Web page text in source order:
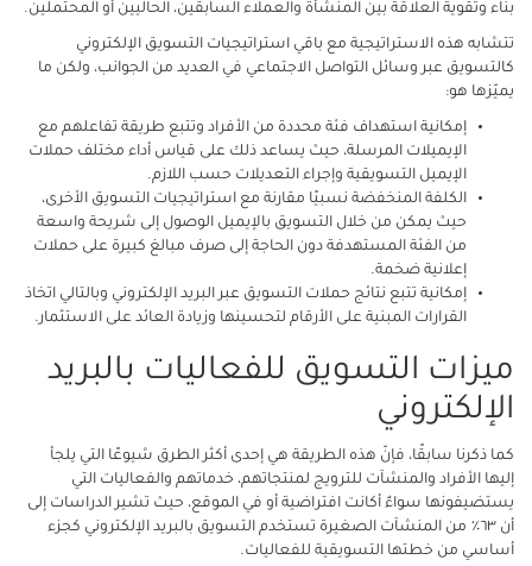
بناء وتقوية العلاقة بين المنشأة والعملاء السابقين، الحاليين أو المحتملين.
تتشابه هذه الاستراتيجية مع باقي استراتيجيات التسويق الإلكتروني
كالتسويق عبر وسائل التواصل الاجتماعي في العديد من الجوانب، ولكن ما
يميّزها هو:
إمكانية استهداف فئة محددة من الأفراد وتتبع طريقة تفاعلهم مع
الإيميلات المرسلة، حيث يساعد ذلك على قياس أداء مختلف حملات
الإيميل التسويقية وإجراء التعديلات حسب اللازم.
الكلفة المنخفضة نسبيًا مقارنة مع استراتيجيات التسويق الأخرى،
حيث يمكن من خلال التسويق بالإيميل الوصول إلى شريحة واسعة
من الفئة المستهدفة دون الحاجة إلى صرف مبالغ كبيرة على حملات
إعلانية ضخمة.
إمكانية تتبع نتائج حملات التسويق عبر البريد الإلكتروني وبالتالي اتخاذ
القرارات المبنية على الأرقام لتحسينها وزيادة العائد على الاستثمار.
ميزات التسويق للفعاليات بالبريد
الإلكتروني
كما ذكرنا سابقًا، فإنّ هذه الطريقة هي إحدى أكثر الطرق شيوعًا التي يلجأ
إليها الأفراد والمنشآت للترويج لمنتجاتهم، خدماتهم والفعاليات التي
يستضيفونها سواءٌ أكانت افتراضية أو في الموقع، حيث تشير الدراسات إلى
أن ٦٣٪ من المنشآت الصغيرة تستخدم التسويق بالبريد الإلكتروني كجزء
أساسي من خطتها التسويقية للفعاليات.